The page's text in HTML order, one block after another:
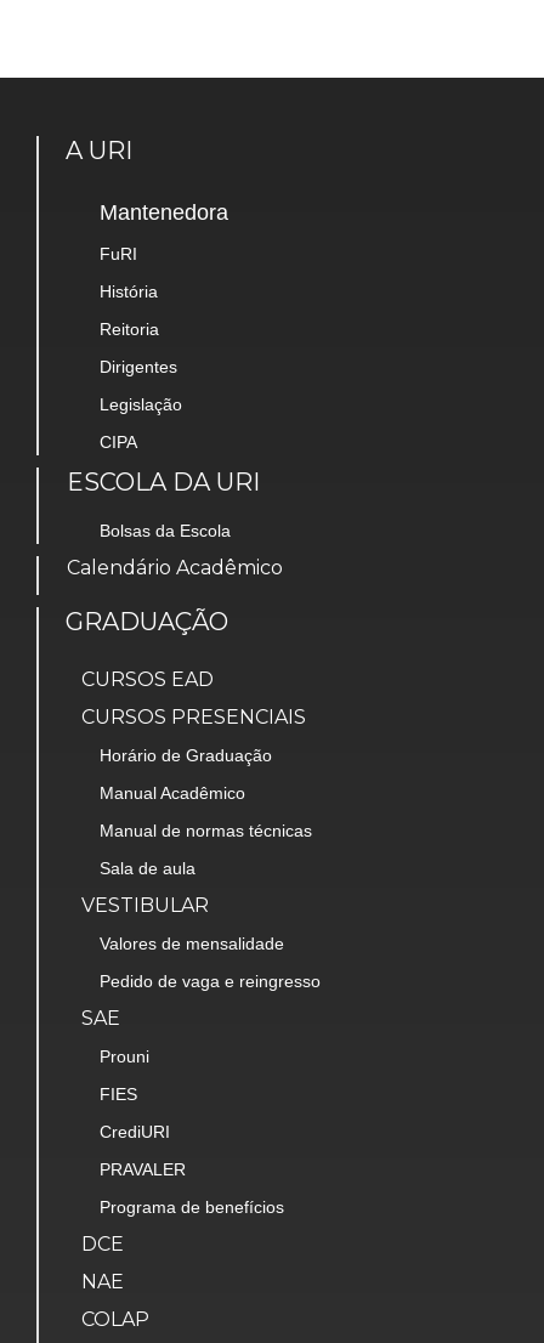
A URI
Mantenedora
FuRI
História
Reitoria
Dirigentes
Legislação
CIPA
ESCOLA DA URI
Bolsas da Escola
Calendário Acadêmico
GRADUAÇÃO
CURSOS EAD
CURSOS PRESENCIAIS
Horário de Graduação
Manual Acadêmico
Manual de normas técnicas
Sala de aula
VESTIBULAR
Valores de mensalidade
Pedido de vaga e reingresso
SAE
Prouni
FIES
CrediURI
PRAVALER
Programa de benefícios
DCE
NAE
COLAP